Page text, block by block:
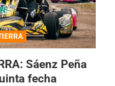
Sáenz Peña
fecha